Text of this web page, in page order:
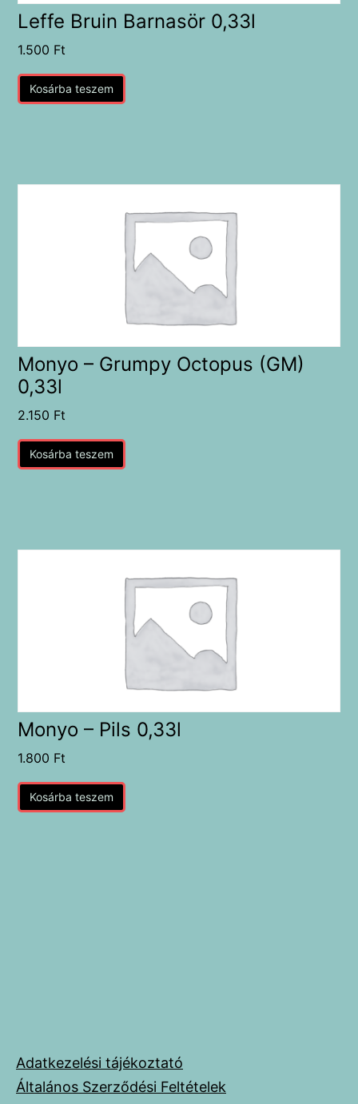
Leffe Bruin Barnasör 0,33l
1.500 Ft
Kosárba teszem
Monyo – Grumpy Octopus (GM)
0,33l
2.150 Ft
Kosárba teszem
Monyo – Pils 0,33l
1.800 Ft
Kosárba teszem
Adatkezelési tájékoztató
Általános Szerződési Feltételek